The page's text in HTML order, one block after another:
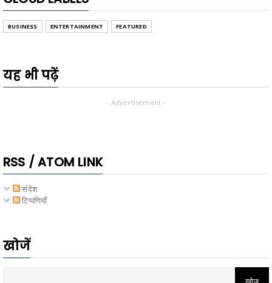
BUSINESS ENTERTAINMENT FEATURED
यह भी पढ़ें
- Advertisement -
RSS / ATOM LINK
संदेश
टिप्पणियाँ
खोजें